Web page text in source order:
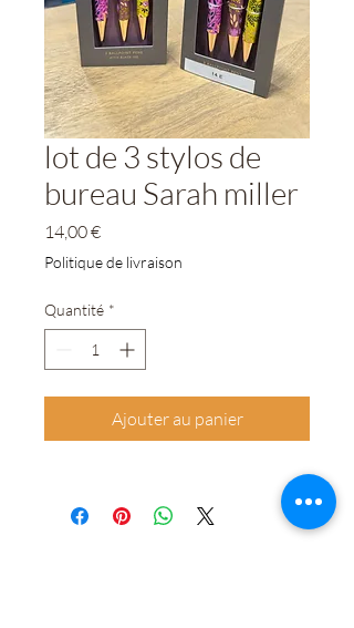
lot de 3 stylos de
bureau Sarah miller
14,00 €Prix
Politique de livraison
Quantité *
Ajouter au panier